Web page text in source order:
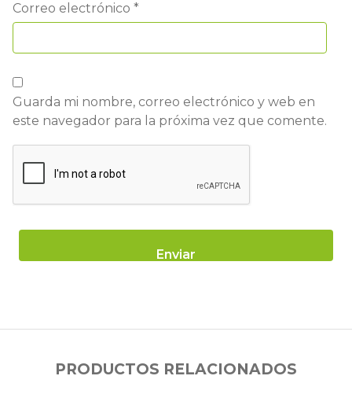
Correo electrónico *
Guarda mi nombre, correo electrónico y web en
este navegador para la próxima vez que comente.
PRODUCTOS RELACIONADOS